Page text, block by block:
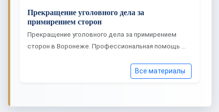
Прекращение уголовного дела за
примирением сторон
Прекращение уголовного дела за примирением
сторон в Воронеже. Профессиональная помощь …
Все материалы